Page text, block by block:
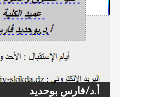
أ.د/فارس بوحديد